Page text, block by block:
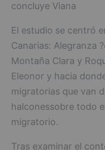
concluye Viana
El estudio se centró
Canarias: Alegranza
Montaña Clara y
Eleonor y hacia
migratorias que van
halconessobre todo
migratorio.
Tras examinar el